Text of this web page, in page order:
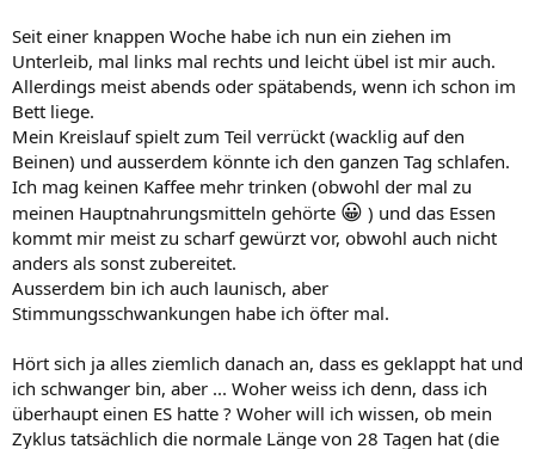
Seit einer knappen Woche habe ich nun ein ziehen im
Unterleib, mal links mal rechts und leicht übel ist mir auch.
Allerdings meist abends oder spätabends, wenn ich schon im
Bett liege.
Mein Kreislauf spielt zum Teil verrückt (wacklig auf den
Beinen) und ausserdem könnte ich den ganzen Tag schlafen.
Ich mag keinen Kaffee mehr trinken (obwohl der mal zu
meinen Hauptnahrungsmitteln gehörte 😀 ) und das Essen
kommt mir meist zu scharf gewürzt vor, obwohl auch nicht
anders als sonst zubereitet.
Ausserdem bin ich auch launisch, aber
Stimmungsschwankungen habe ich öfter mal.
Hört sich ja alles ziemlich danach an, dass es geklappt hat und
ich schwanger bin, aber ... Woher weiss ich denn, dass ich
überhaupt einen ES hatte ? Woher will ich wissen, ob mein
Zyklus tatsächlich die normale Länge von 28 Tagen hat (die